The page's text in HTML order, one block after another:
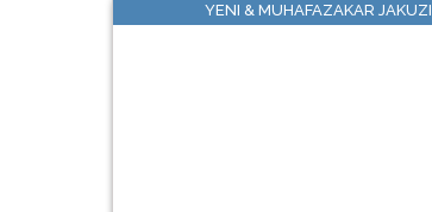
YENI & MUHAFAZAKAR JAKUZI